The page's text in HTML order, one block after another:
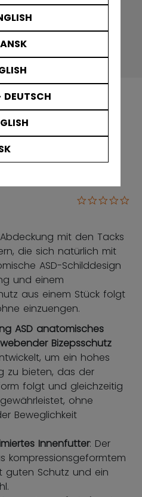
DEUTSCH
3,4 von 5
mit den Tacks
die sich natürlich mit
ASD-Schilddesign
und einem
aus einem Stück folgt
einzuengen.
ASD anatomisches
Bizepsschutz
um ein hohes
zu bieten, das der
folgt und gleichzeitig
ohne
Beweglichkeit
Innenfutter: Der
kompressionsgeformtem
guten Schutz und ein